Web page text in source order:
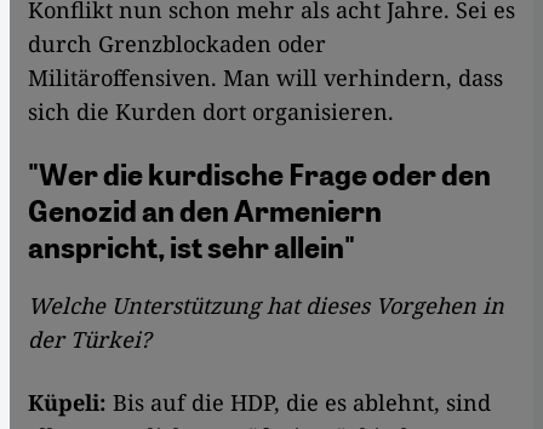
Konflikt nun schon mehr als acht Jahre. Sei es
durch Grenzblockaden oder
Militäroffensiven. Man will verhindern, dass
sich die Kurden dort organisieren.
"Wer die kurdische Frage oder den
Genozid an den Armeniern
anspricht, ist sehr allein"
Welche Unterstützung hat dieses Vorgehen in
der Türkei?
Küpeli: Bis auf die HDP, die es ablehnt, sind